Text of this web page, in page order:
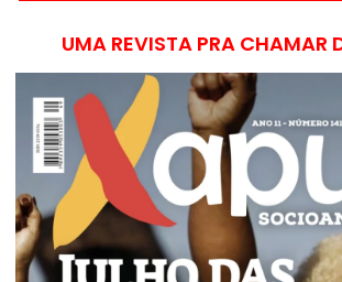
UMA REVISTA PRA CHAMAR